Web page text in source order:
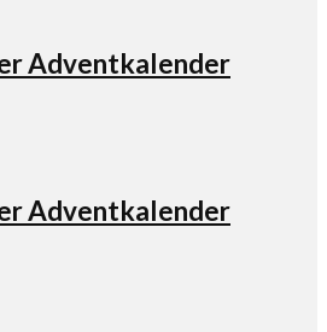
Adventkalender
Adventkalender